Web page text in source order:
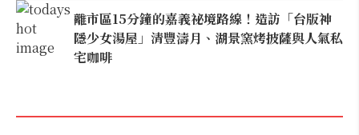
離市區15分鐘的嘉義祕境路線！造訪「台版神
隱少女湯屋」清豐濤月、湖景窯烤披薩與人氣私
宅咖啡